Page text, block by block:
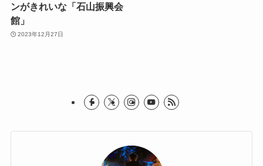
ンがきれいな「石山振興会
館」
2023年12月27日